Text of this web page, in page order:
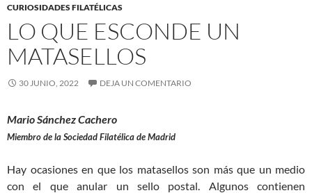
CURIOSIDADES FILATÉLICAS
LO QUE ESCONDE UN
MATASELLOS
30 JUNIO, 2022 DEJA UN COMENTARIO
Mario Sánchez Cachero
Miembro de la Sociedad Filatélica de Madrid
Hay ocasiones en que los matasellos son más que un medio
con el que anular un sello postal. Algunos contienen